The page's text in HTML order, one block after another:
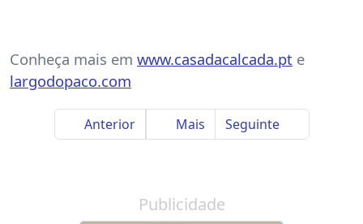
Conheça mais em www.casadacalcada.pt e
largodopaco.com
Anterior Mais Seguinte
Publicidade